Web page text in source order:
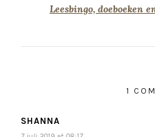
Leesbingo, doeboeken
1
SHANNA